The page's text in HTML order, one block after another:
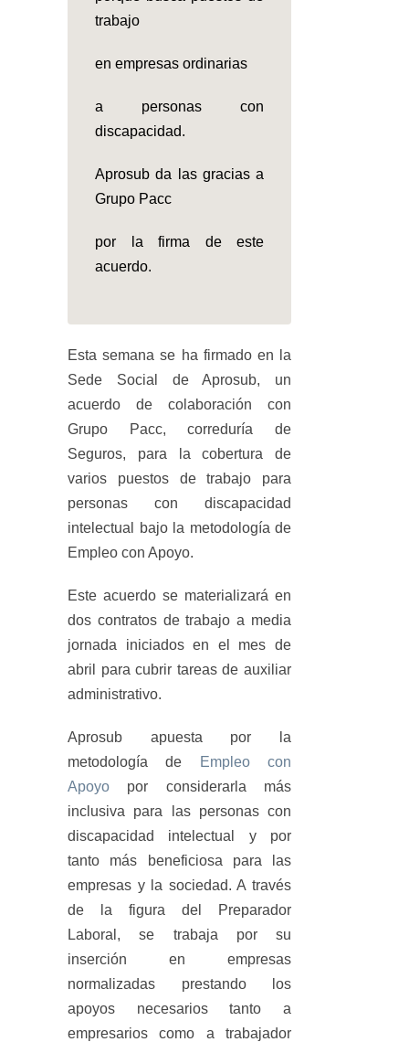
trabajo
en empresas ordinarias
a personas con
discapacidad.
Aprosub da las gracias a
Grupo Pacc
por la firma de este
acuerdo.
Esta semana se ha firmado en la
Sede Social de Aprosub, un
acuerdo de colaboración con
Grupo Pacc, correduría de
Seguros, para la cobertura de
varios puestos de trabajo para
personas con discapacidad
intelectual bajo la metodología de
Empleo con Apoyo.
Este acuerdo se materializará en
dos contratos de trabajo a media
jornada iniciados en el mes de
abril para cubrir tareas de auxiliar
administrativo.
Aprosub apuesta por la
metodología de
Empleo con
Apoyo por considerarla más
inclusiva para las personas con
discapacidad intelectual y por
tanto más beneficiosa para las
empresas y la sociedad. A través
de la figura del Preparador
Laboral, se trabaja por su
inserción en empresas
normalizadas prestando los
apoyos necesarios tanto a
empresarios como a trabajador